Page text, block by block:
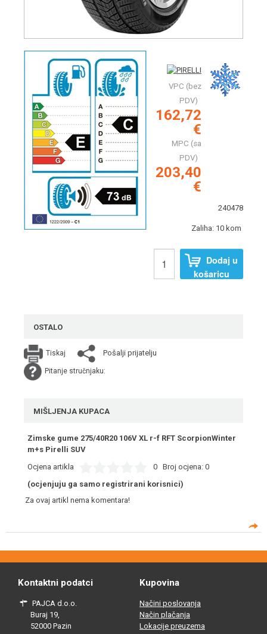
VPC (bez
PDV)
162,72
€
MPC (sa
PDV)
203,40
€
240478
Zaliha: 10 kom
Dodaj u
košaricu
OSTALO
Tiskaj Pošalji prijatelju
Pitanje stručnjaku:
MIŠLJENJA KUPACA
Zimske gume 275/40R20 106V XL r-f RFT ScorpionWinter
m+s Pirelli SUV
Ocjena artikla
0 Broj ocjena: 0
(ocjenjuju ga samo registrirani korisnici)
Za ovaj artikl nema komentara!
Kontaktni podatci
PAJCA d.o.o.
Buraj 19,
52000 Pazin
Kupovina
Načini poslovanja
Način plačanja
Lokacije preuzema